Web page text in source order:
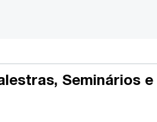
Seminários e